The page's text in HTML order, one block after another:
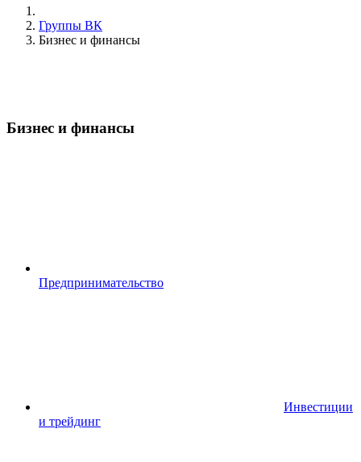
Группы ВК
Бизнес и финансы
Бизнес и финансы
Предпринимательство
Инвестиции
и трейдинг